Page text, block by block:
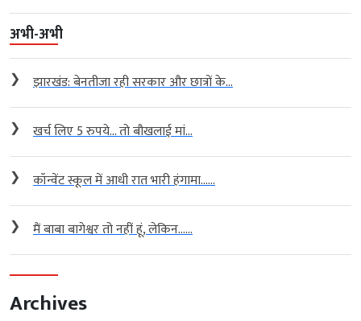
अभी-अभी
❯ झारखंड: बेनतीजा रही सरकार और छात्रों के...
❯ खर्च लिए 5 रुपये… तो बौखलाई मां...
❯ कॉन्वेंट स्कूल में आधी रात भारी हंगामा…...
❯ मैं बाबा बागेश्वर तो नहीं हूं, लेकिन…...
Archives